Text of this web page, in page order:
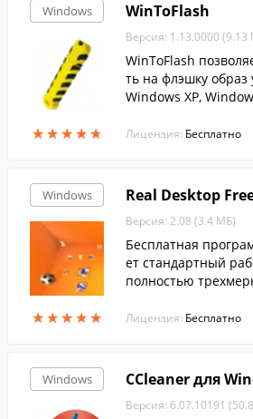
Windows
★★★★★
★★★★★
WinToFlash
Версия: 1.13.0000 (9.13
WinToFlash
ть на флэшку образ
Windows XP,
Лицензия: Бесплатно
Windows
★★★★★
★★★★★
Real Desktop
Версия: 2.08 (3.4 МБ)
Бесплатная
ет стандартный
полностью
Лицензия: Бесплатно
Windows CCleaner для
Версия: 6.07.10191